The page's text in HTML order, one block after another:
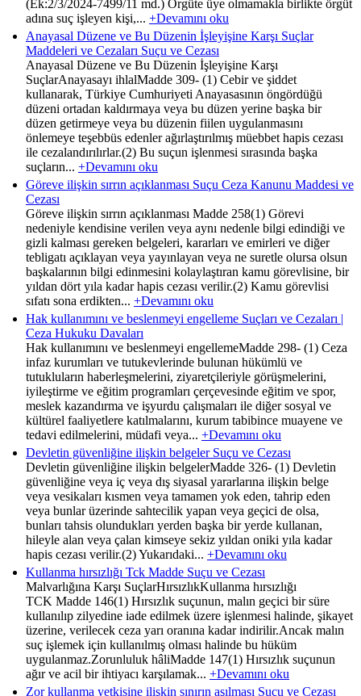
(Ek:2/3/2024-7499/11 md.) Örgüte üye olmamakla birlikte örgüt
adına suç işleyen kişi,... +Devamını oku
Anayasal Düzene ve Bu Düzenin İşleyişine Karşı Suçlar
Maddeleri ve Cezaları Suçu ve Cezası
Anayasal Düzene ve Bu Düzenin İşleyişine Karşı
SuçlarAnayasayı ihlalMadde 309- (1) Cebir ve şiddet
kullanarak, Türkiye Cumhuriyeti Anayasasının öngördüğü
düzeni ortadan kaldırmaya veya bu düzen yerine başka bir
düzen getirmeye veya bu düzenin fiilen uygulanmasını
önlemeye teşebbüs edenler ağırlaştırılmış müebbet hapis cezası
ile cezalandırılırlar.(2) Bu suçun işlenmesi sırasında başka
suçların... +Devamını oku
Göreve ilişkin sırrın açıklanması Suçu Ceza Kanunu Maddesi ve
Cezası
Göreve ilişkin sırrın açıklanması Madde 258(1) Görevi
nedeniyle kendisine verilen veya aynı nedenle bilgi edindiği ve
gizli kalması gereken belgeleri, kararları ve emirleri ve diğer
tebligatı açıklayan veya yayınlayan veya ne suretle olursa olsun
başkalarının bilgi edinmesini kolaylaştıran kamu görevlisine, bir
yıldan dört yıla kadar hapis cezası verilir.(2) Kamu görevlisi
sıfatı sona erdikten... +Devamını oku
Hak kullanımını ve beslenmeyi engelleme Suçları ve Cezaları |
Ceza Hukuku Davaları
Hak kullanımını ve beslenmeyi engellemeMadde 298- (1) Ceza
infaz kurumları ve tutukevlerinde bulunan hükümlü ve
tutukluların haberleşmelerini, ziyaretçileriyle görüşmelerini,
iyileştirme ve eğitim programları çerçevesinde eğitim ve spor,
meslek kazandırma ve işyurdu çalışmaları ile diğer sosyal ve
kültürel faaliyetlere katılmalarını, kurum tabibince muayene ve
tedavi edilmelerini, müdafi veya... +Devamını oku
Devletin güvenliğine ilişkin belgeler Suçu ve Cezası
Devletin güvenliğine ilişkin belgelerMadde 326- (1) Devletin
güvenliğine veya iç veya dış siyasal yararlarına ilişkin belge
veya vesikaları kısmen veya tamamen yok eden, tahrip eden
veya bunlar üzerinde sahtecilik yapan veya geçici de olsa,
bunları tahsis olundukları yerden başka bir yerde kullanan,
hileyle alan veya çalan kimseye sekiz yıldan oniki yıla kadar
hapis cezası verilir.(2) Yukarıdaki... +Devamını oku
Kullanma hırsızlığı Tck Madde Suçu ve Cezası
Malvarlığına Karşı SuçlarHırsızlıkKullanma hırsızlığı
TCK Madde 146(1) Hırsızlık suçunun, malın geçici bir süre
kullanılıp zilyedine iade edilmek üzere işlenmesi halinde, şikayet
üzerine, verilecek ceza yarı oranına kadar indirilir.Ancak malın
suç işlemek için kullanılmış olması halinde bu hüküm
uygulanmaz.Zorunluluk hâliMadde 147(1) Hırsızlık suçunun
ağır ve acil bir ihtiyacı karşılamak... +Devamını oku
Zor kullanma yetkisine ilişkin sınırın aşılması Suçu ve Cezası